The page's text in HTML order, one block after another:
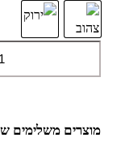
כמות
לוח